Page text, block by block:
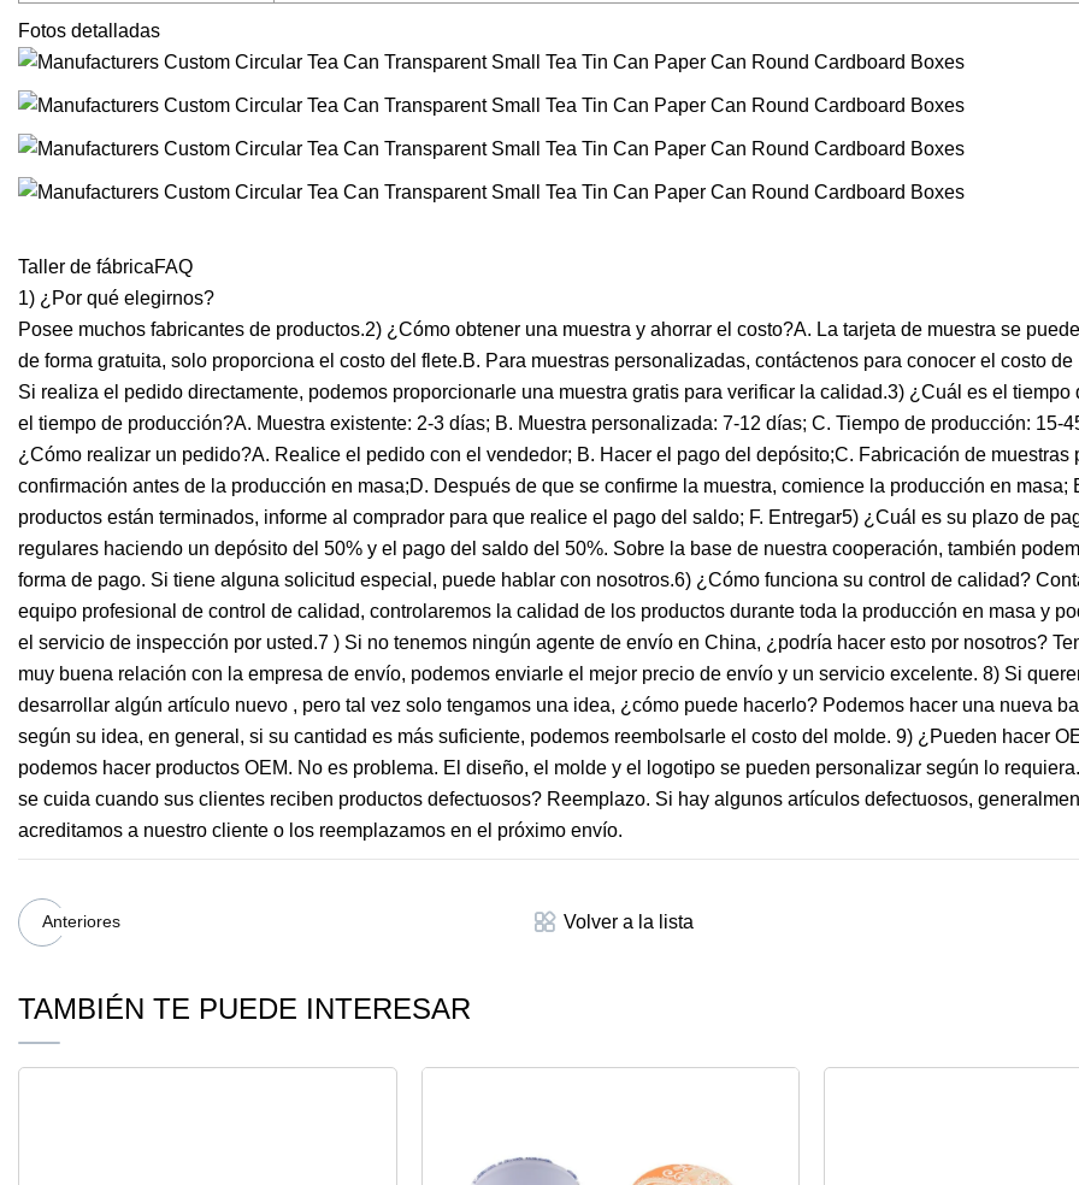
Fotos detalladas
Taller de fábricaFAQ
1) ¿Por qué elegirnos?
Posee muchos fabricantes de productos.2) ¿Cómo obtener una muestra y ahorrar el costo?A. La tarjeta de muestra se
de forma gratuita, solo proporciona el costo del flete.B. Para muestras personalizadas, contáctenos para conocer el costo de
Si realiza el pedido directamente, podemos proporcionarle una muestra gratis para verificar la calidad.3) ¿Cuál es el tiempo
el tiempo de producción?A. Muestra existente: 2-3 días; B. Muestra personalizada: 7-12 días; C. Tiempo de producción: 15-
¿Cómo realizar un pedido?A. Realice el pedido con el vendedor; B. Hacer el pago del depósito;C. Fabricación de muestras
confirmación antes de la producción en masa;D. Después de que se confirme la muestra, comience la producción en masa;
productos están terminados, informe al comprador para que realice el pago del saldo; F. Entregar5) ¿Cuál es su plazo de
regulares haciendo un depósito del 50% y el pago del saldo del 50%. Sobre la base de nuestra cooperación, también
forma de pago. Si tiene alguna solicitud especial, puede hablar con nosotros.6) ¿Cómo funciona su control de calidad?
equipo profesional de control de calidad, controlaremos la calidad de los productos durante toda la producción en masa y
el servicio de inspección por usted.7 ) Si no tenemos ningún agente de envío en China, ¿podría hacer esto por nosotros?
muy buena relación con la empresa de envío, podemos enviarle el mejor precio de envío y un servicio excelente. 8) Si
desarrollar algún artículo nuevo , pero tal vez solo tengamos una idea, ¿cómo puede hacerlo? Podemos hacer una nueva
según su idea, en general, si su cantidad es más suficiente, podemos reembolsarle el costo del molde. 9) ¿Pueden hacer
podemos hacer productos OEM. No es problema. El diseño, el molde y el logotipo se pueden personalizar según lo
se cuida cuando sus clientes reciben productos defectuosos? Reemplazo. Si hay algunos artículos defectuosos,
acreditamos a nuestro cliente o los reemplazamos en el próximo envío.
Anteriores Volver a la lista
TAMBIÉN TE PUEDE INTERESAR